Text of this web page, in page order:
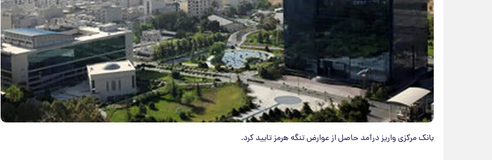
بانک مرکزی واریز درآمد حاصل از عوارض تنگه هرمز تایید کرد.